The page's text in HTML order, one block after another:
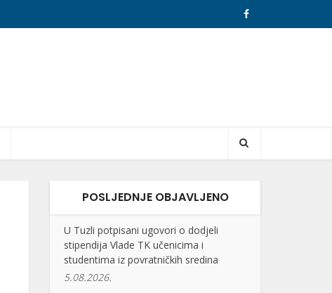
POSLJEDNJE OBJAVLJENO
U Tuzli potpisani ugovori o dodjeli
stipendija Vlade TK učenicima i
studentima iz povratničkih sredina
5.08.2026.